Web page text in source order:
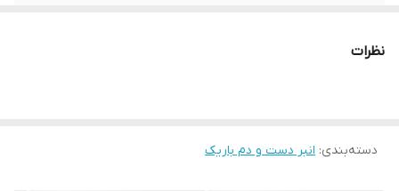
نظرات
دسته‌بندی: انبر دست و دم باریک